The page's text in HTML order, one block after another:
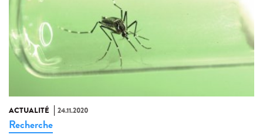
ACTUALITÉ 24.11.2020
Recherche